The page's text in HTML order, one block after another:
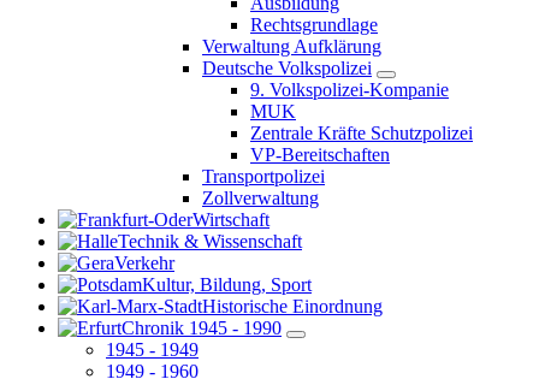
Rechtsgrundlage
Verwaltung Aufklärung
Deutsche Volkspolizei
9. Volkspolizei-Kompanie
MUK
Zentrale Kräfte Schutzpolizei
VP-Bereitschaften
Transportpolizei
Zollverwaltung
Wirtschaft
Technik & Wissenschaft
Verkehr
Kultur, Bildung, Sport
Historische Einordnung
Chronik 1945 - 1990
1945 - 1949
1949 - 1960